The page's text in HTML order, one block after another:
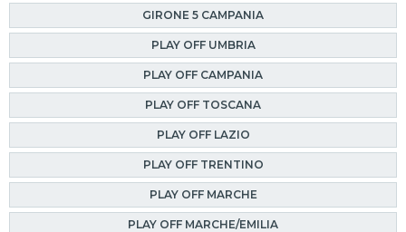
GIRONE 5 CAMPANIA
PLAY OFF UMBRIA
PLAY OFF CAMPANIA
PLAY OFF TOSCANA
PLAY OFF LAZIO
PLAY OFF TRENTINO
PLAY OFF MARCHE
PLAY OFF MARCHE/EMILIA